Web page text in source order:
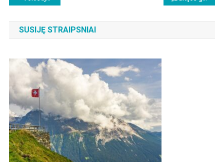
SUSIJĘ STRAIPSNIAI